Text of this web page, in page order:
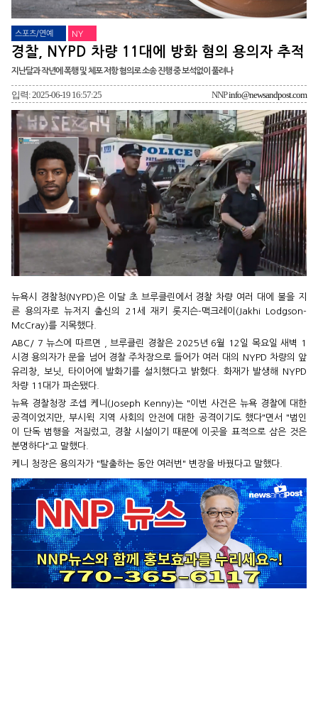
스포츠/연예 NY
경찰, NYPD 차량 11대에 방화 혐의 용의자 추적
지난달과 작년에 폭행 및 체포 저항 혐의로 소송 진행 중 보석없이 풀려나
입력: 2025-06-19 16:57:25 NNPinfo@newsandpost.com
뉴욕시 경찰청(NYPD)은 이달 초 브루클린에서 경찰 차량 여러 대에 불을 지
른 용의자로 뉴저지 출신의 21세 재키 롯지슨-맥크레이(Jakhi Lodgson-
McCray)를 지목했다.
ABC/ 7 뉴스에 따르면 , 브루클린 경찰은 2025년 6월 12일 목요일 새벽 1
시경 용의자가 문을 넘어 경찰 주차장으로 들어가 여러 대의 NYPD 차량의 앞
유리창, 보닛, 타이어에 발화기를 설치했다고 밝혔다. 화재가 발생해 NYPD
차량 11대가 파손됐다.
뉴욕 경찰청장 조셉 케니(Joseph Kenny)는 "이번 사건은 뉴욕 경찰에 대한
공격이었지만, 부시윅 지역 사회의 안전에 대한 공격이기도 했다"면서 "범인
이 단독 범행을 저질렀고, 경찰 시설이기 때문에 이곳을 표적으로 삼은 것은
분명하다"고 말했다.
케니 청장은 용의자가 "탈출하는 동안 여러번" 변장을 바꿨다고 말했다.